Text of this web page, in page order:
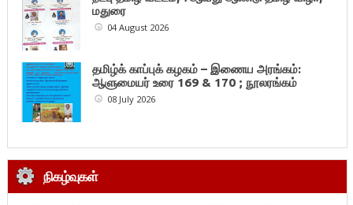
மதுரை
04 August 2026
தமிழ்க் காப்புக் கழகம் – இணைய அரங்கம்:
ஆளுமையர் உரை 169 & 170 ; நூலரங்கம்
08 July 2026
நிகழ்வுகள்